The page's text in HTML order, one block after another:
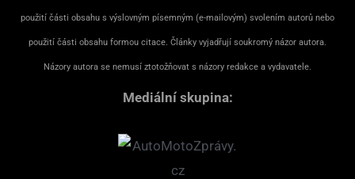
použití části obsahu s výslovným písemným (e-mailovým) svolením autorů nebo
použití části obsahu formou citace. Články vyjadřují soukromý názor autora.
Názory autora se nemusí ztotožňovat s názory redakce a vydavatele.
Mediální skupina: